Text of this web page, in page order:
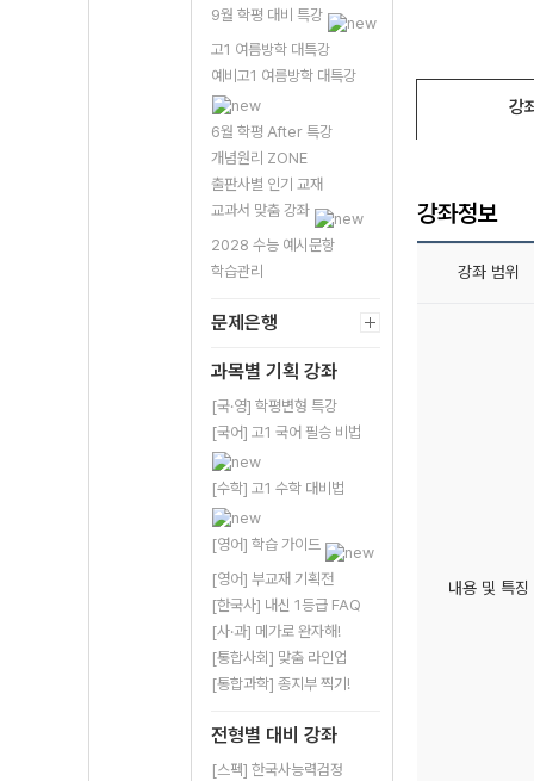
9월 학평 대비 특강
고1 여름방학 대특강
예비고1 여름방학 대특강
6월 학평 After 특강
개념원리 ZONE
출판사별 인기 교재
교과서 맞춤 강좌
2028 수능 예시문항
학습관리
문제은행
과목별 기획 강좌
[국·영] 학평변형 특강
[국어] 고1 국어 필승 비법
[수학] 고1 수학 대비법
[영어] 학습 가이드
[영어] 부교재 기획전
[한국사] 내신 1등급 FAQ
[사·과] 메가로 완자해!
[통합사회] 맞춤 라인업
[통합과학] 종지부 찍기!
전형별 대비 강좌
[스펙] 한국사능력검정
강
강좌정보
강좌 범위
내용 및 특징